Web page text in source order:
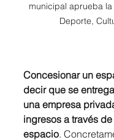
municipal aprueba
Deporte,
Concesionar un
decir que se
una empresa
ingresos a través
espacio.